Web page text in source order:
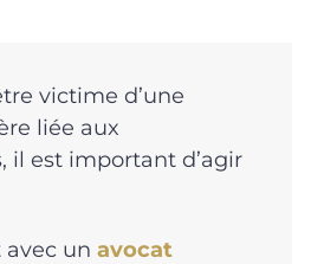
victime d’une
liée aux
il est important d’agir
avec un avocat